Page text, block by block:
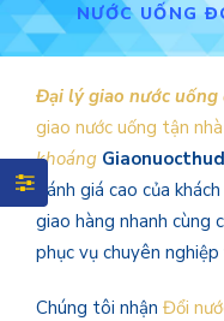
NƯỚC UỐNG
Đại lý giao nước
giao nước uống tận nhà
khoáng
đánh giá cao của
giao hàng nhanh cùng
phục vụ chuyên
Chúng tôi nhận Đổi